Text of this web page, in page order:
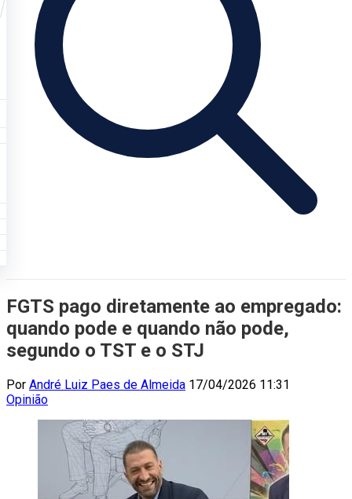
FGTS pago diretamente ao empregado:
quando pode e quando não pode,
segundo o TST e o STJ
Por André Luiz Paes de Almeida 17/04/2026 11:31
Opinião